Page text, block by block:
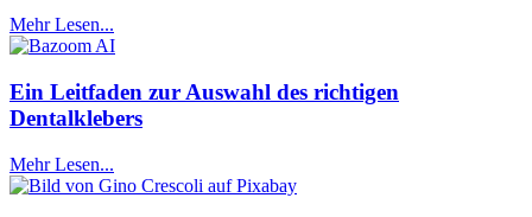
Mehr Lesen...
Ein Leitfaden zur Auswahl des richtigen
Dentalklebers
Mehr Lesen...